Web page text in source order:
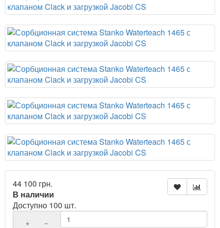
44 100 грн.
В наличии
Доступно 100 шт.
+ −